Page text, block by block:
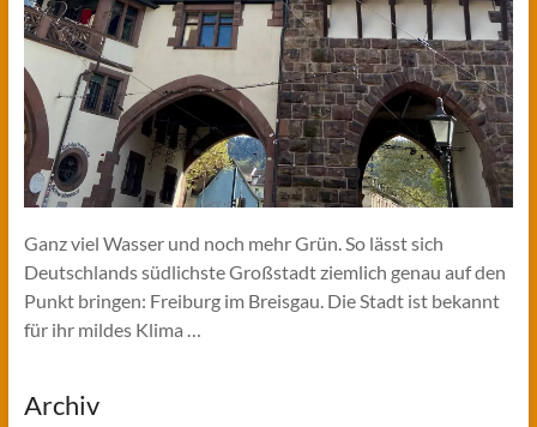
Ganz viel Wasser und noch mehr Grün. So lässt sich
Deutschlands südlichste Großstadt ziemlich genau auf den
Punkt bringen: Freiburg im Breisgau. Die Stadt ist bekannt
für ihr mildes Klima …
Archiv